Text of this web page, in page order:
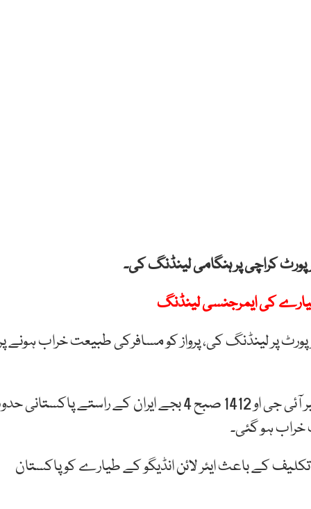
کراچی پر ہنگامی لینڈنگ کی۔
کی ایمرجنسی لینڈنگ
پر لینڈنگ کی، پرواز کو مسافرکی طبیعت خراب ہونے
بھارتی شہر لکھنؤ جانے والی انڈیگو ایئر لائن کی فلائٹ نمبر آئی جی او 1412 صبح 4 بجے ایران کے راستے
خراب ہو گئی۔
کے باعث ایئر لائن انڈیگو کے طیارے کو پاکستان